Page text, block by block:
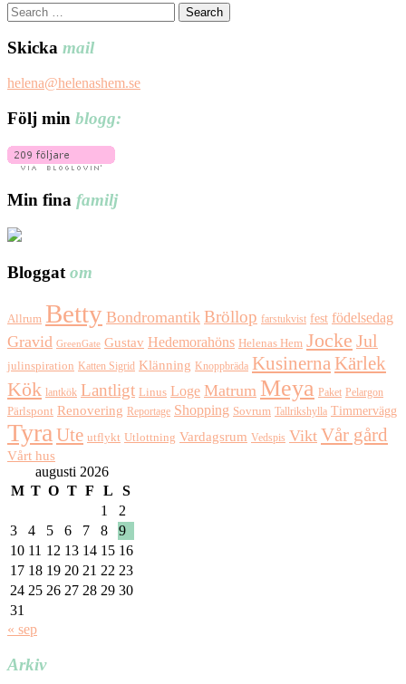
Search
for:
Skicka mail
helena@helenashem.se
Följ min blogg:
Min fina familj
Bloggat om
Allrum Betty Bondromantik Bröllop farstukvist fest födelsedag
Gravid GreenGate Gustav Hedemorahöns Helenas Hem Jocke Jul
julinspiration Katten Sigrid Klänning Knoppbräda KusinernaKärlek
Kök lantkök Lantligt Linus Loge Matrum Meya Paket Pelargon
Pärlspont Renovering Reportage Shopping Sovrum Tallrikshylla Timmervägg
TyraUte utflykt Utlottning Vardagsrum Vedspis Vikt Vår gård
Vårt hus
augusti 2026
M T O T F L
S
1
2
3
4 5 6 7 8
9
10 11 12 13 14 15 16
17 18 19 20 21 22 23
24 25 26 27 28 29 30
31
« sep
Arkiv